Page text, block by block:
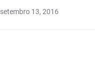
setembro 13, 2016